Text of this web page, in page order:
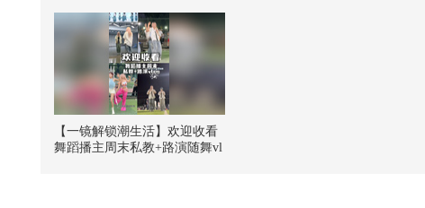
【一镜解锁潮生活】欢迎收看
舞蹈播主周末私教+路演随舞vl